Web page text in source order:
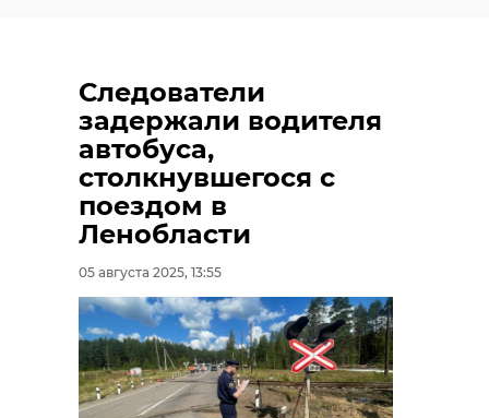
Следователи
задержали водителя
автобуса,
столкнувшегося с
поездом в
Ленобласти
05 августа 2025, 13:55